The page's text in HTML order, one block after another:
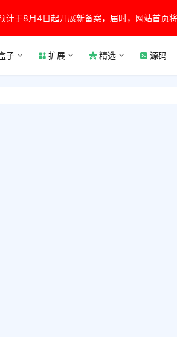
计于8月4日起开展新备案，届时，网站首页
子 扩展 精选 源码